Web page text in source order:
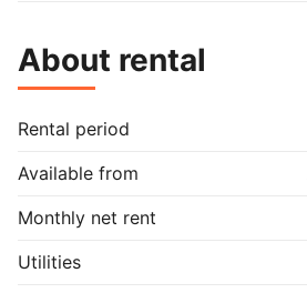
About rental
Rental period
Available from
Monthly net rent
Utilities